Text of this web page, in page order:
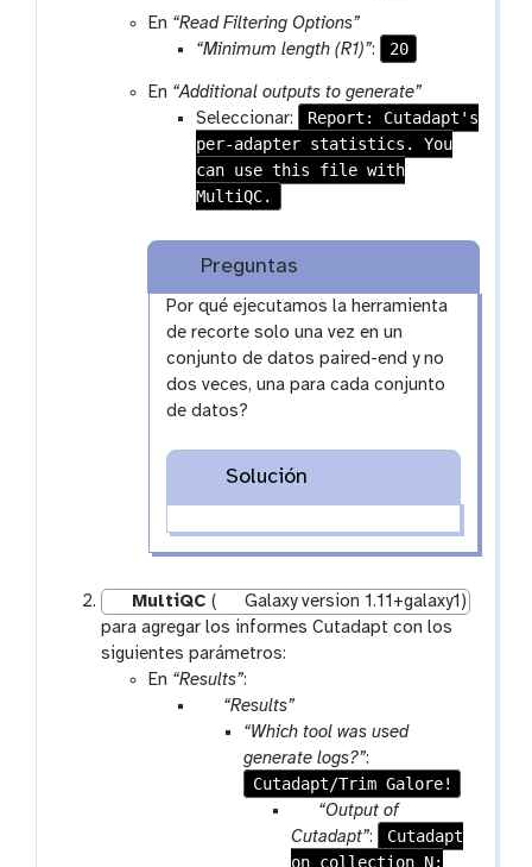
-
c
l
l
e
c
t
n
En “Read Filtering Options”
“Minimum length (R1)”: 20
En “Additional outputs to generate”
Seleccionar:
Report: Cutadapt's
per-adapter statistics. You
can use this file with
MultiQC.
Preguntas
Por qué ejecutamos la herramienta
de recorte solo una vez en un
conjunto de datos paired-end y no
dos veces, una para cada conjunto
de datos?
Solución
MultiQC (
Galaxy version 1.11+galaxy1)
para agregar los informes Cutadapt con los
siguientes parámetros:
En “Results”:
p
a
“Results”
“Which tool was used
generate logs?”:
Cutadapt/Trim Galore!
p
a
“Output of
Cutadapt”:
Cutadapt
on collection N: